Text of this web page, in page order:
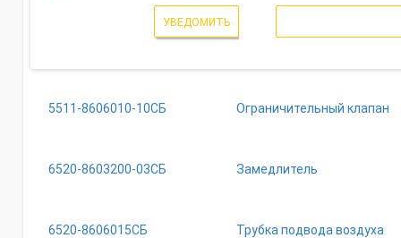
УВЕДОМИТЬ
5511-8606010-10СБ Ограничительный клапан
6520-8603200-03СБ Замедлитель
6520-8606015СБ Трубка подвода воздуха